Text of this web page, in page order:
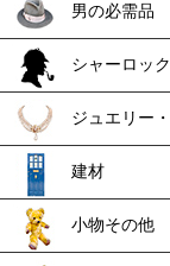
男の必需品
シャーロッ
ジュエリー
建材
小物その他